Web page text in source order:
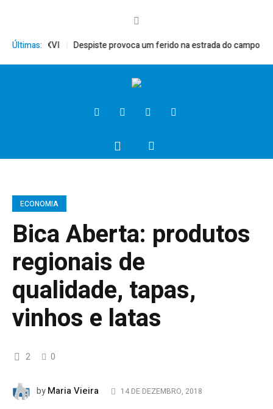
Últimas:
XVI Despiste provoca um ferido na estrada do campo
ECONOMIA
Bica Aberta: produtos
regionais de
qualidade, tapas,
vinhos e latas
2 0
byMaria Vieira 14 DE DEZEMBRO, 2018